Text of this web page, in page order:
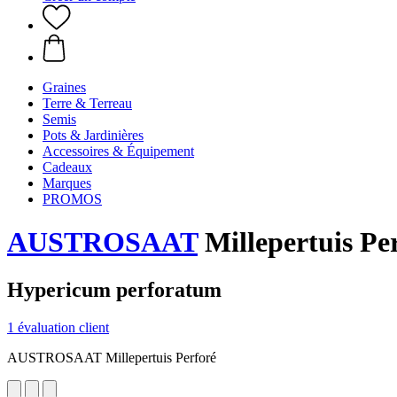
Graines
Terre & Terreau
Semis
Pots & Jardinières
Accessoires & Équipement
Cadeaux
Marques
PROMOS
AUSTROSAATMillepertuis
Hypericum perforatum
1 évaluation client
AUSTROSAAT Millepertuis Perforé